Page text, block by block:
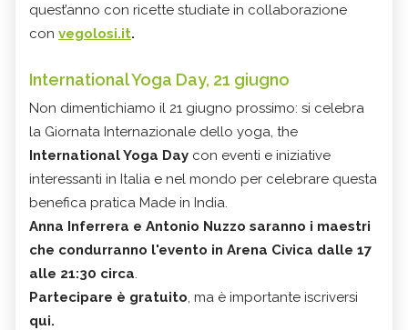
quest’anno con ricette studiate in collaborazione
con vegolosi.it.
International Yoga Day, 21 giugno
Non dimentichiamo il 21 giugno prossimo: si celebra
la Giornata Internazionale dello yoga, the
International Yoga Day con eventi e iniziative
interessanti in Italia e nel mondo per celebrare questa
benefica pratica Made in India.
Anna Inferrera e Antonio Nuzzo saranno i maestri
che condurranno l'evento in Arena Civica dalle 17
alle 21:30 circa.
Partecipare è gratuito, ma è importante iscriversi
qui.